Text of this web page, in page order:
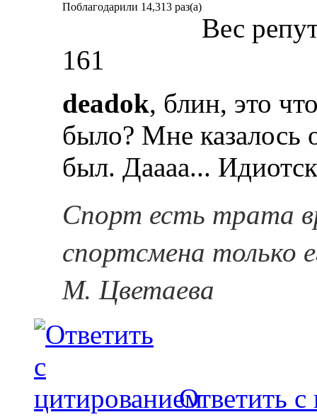
Поблагодарили 14,313 раз(а)
Вес
161
deadok, блин, это
было? Мне казалось
был. Даааа...
Спорт есть трата
спортсмена только
М. Цветаева
Ответить с